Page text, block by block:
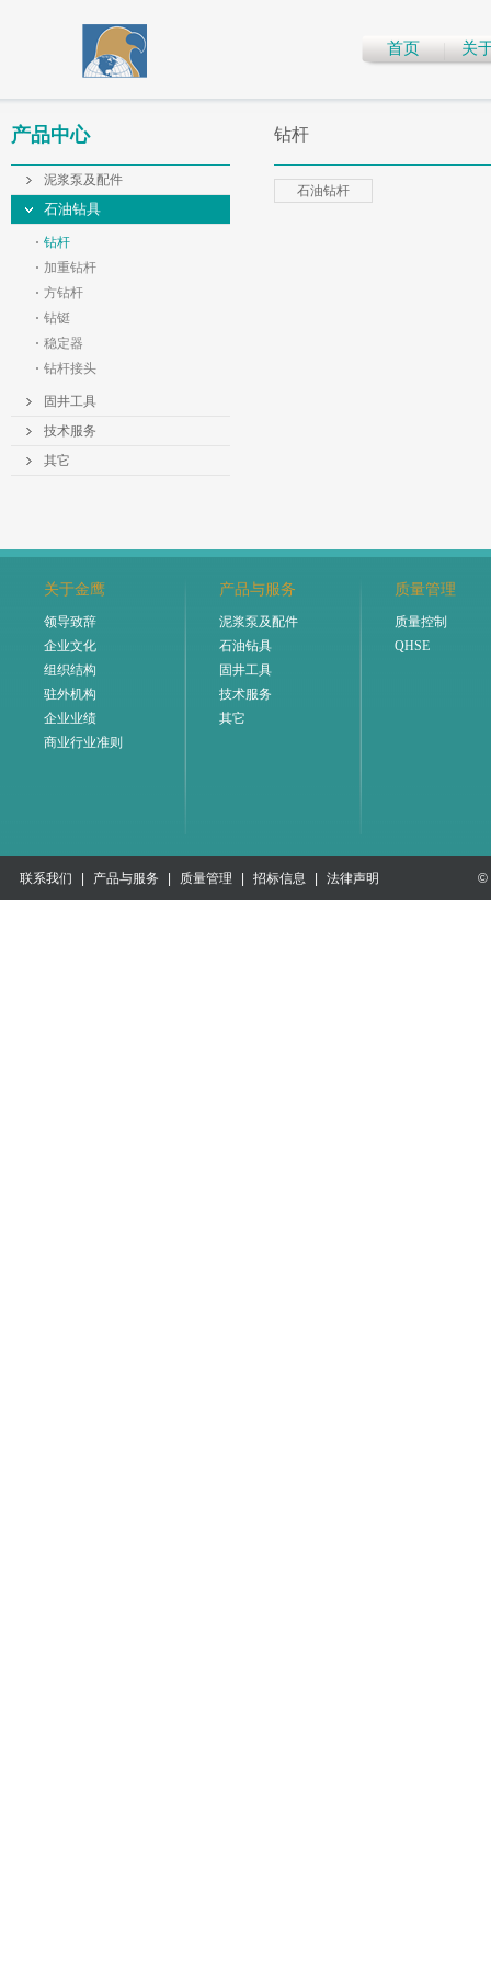
首页 关
产品中心
泥浆泵及配件
石油钻具
钻杆
加重钻杆
方钻杆
钻铤
稳定器
钻杆接头
固井工具
技术服务
其它
钻杆
石油钻杆
关于金鹰
领导致辞
企业文化
组织结构
驻外机构
企业业绩
商业行业准则
产品与服务
泥浆泵及配件
石油钻具
固井工具
技术服务
其它
质量管理
质量控制
QHSE
联系我们 产品与服务 质量管理 招标信息 法律声明 ©